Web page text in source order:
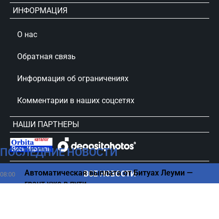
ПОСЛЕДНИЕ НОВОСТИ
08:00
Автоматическая выплата от Битуах Леуми —
грант уже в пути
ВСЕ НОВОСТИ
ИНФОРМАЦИЯ
О нас
Обратная связь
Информация об ограничениях
Комментарии в наших соцсетях
НАШИ ПАРТНЕРЫ
сursorinfo.co.il © Все права защищены